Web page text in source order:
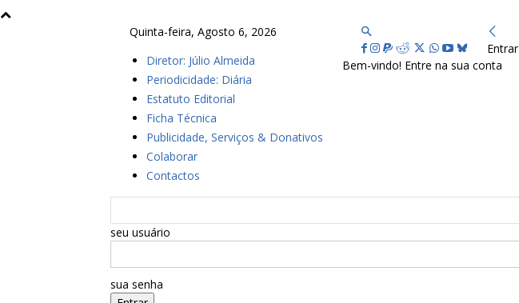
Quinta-feira, Agosto 6, 2026
Diretor: Júlio Almeida
Periodicidade: Diária
Estatuto Editorial
Ficha Técnica
Publicidade, Serviços & Donativos
Colaborar
Contactos
Entrar
Bem-vindo! Entre na sua conta
seu usuário
sua senha